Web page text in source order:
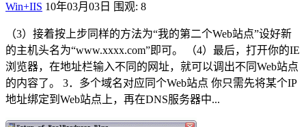
Win+IIS 10年03月03日 围观: 8
（3）接着按上步同样的方法为“我的第二个Web站点”设好新
的主机头名为“www.xxxx.com”即可。 （4）最后，打开你的IE
浏览器，在地址栏输入不同的网址，就可以调出不同Web站点
的内容了。 3．多个域名对应同个Web站点 你只需先将某个IP
地址绑定到Web站点上，再在DNS服务器中...